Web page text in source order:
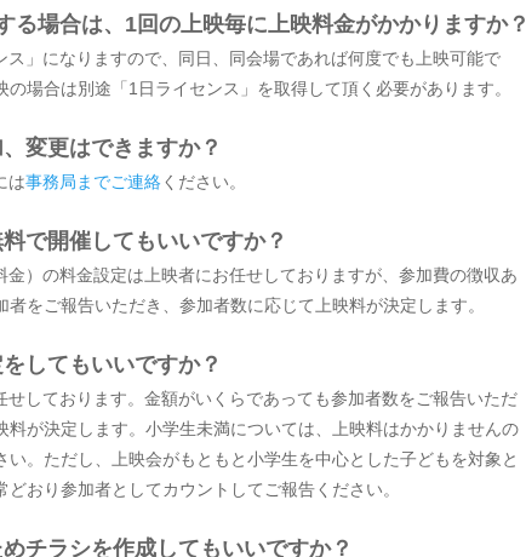
る場合は、1回の上映毎に上映料金がかかりますか？
ス」になりますので、同日、同会場であれば何度でも上映可能で
場合は別途「1日ライセンス」を取得して頂く必要があります。
変更はできますか？
は事務局までご連絡ください。
で開催してもいいですか？
金）の料金設定は上映者にお任せしておりますが、参加費の徴収あ
者をご報告いただき、参加者数に応じて上映料が決定します。
してもいいですか？
せしております。金額がいくらであっても参加者数をご報告いただ
料が決定します。小学生未満については、上映料はかかりませんの
い。ただし、上映会がもともと小学生を中心とした子どもを対象と
どおり参加者としてカウントしてご報告ください。
チラシを作成してもいいですか？